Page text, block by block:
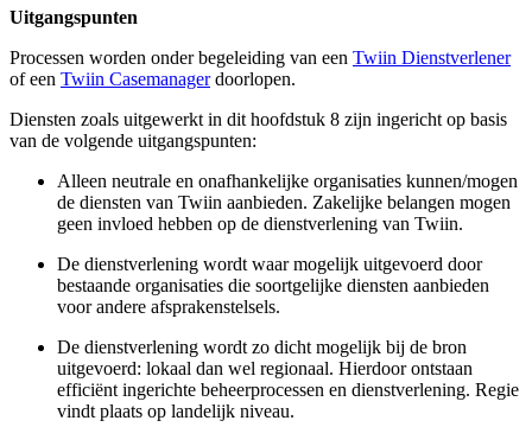
Uitgangspunten
Processen worden onder begeleiding van een Twiin Dienstverlener
of een Twiin Casemanagerdoorlopen.
Diensten zoals uitgewerkt in dit hoofdstuk 8 zijn ingericht op basis
van de volgende uitgangspunten:
Alleen neutrale en onafhankelijke organisaties kunnen/mogen
de diensten van Twiin aanbieden. Zakelijke belangen mogen
geen invloed hebben op de dienstverlening van Twiin.
De dienstverlening wordt waar mogelijk uitgevoerd door
bestaande organisaties die soortgelijke diensten aanbieden
voor andere afsprakenstelsels.
De dienstverlening wordt zo dicht mogelijk bij de bron
uitgevoerd: lokaal dan wel regionaal. Hierdoor ontstaan
efficiënt ingerichte beheerprocessen en dienstverlening. Regie
vindt plaats op landelijk niveau.